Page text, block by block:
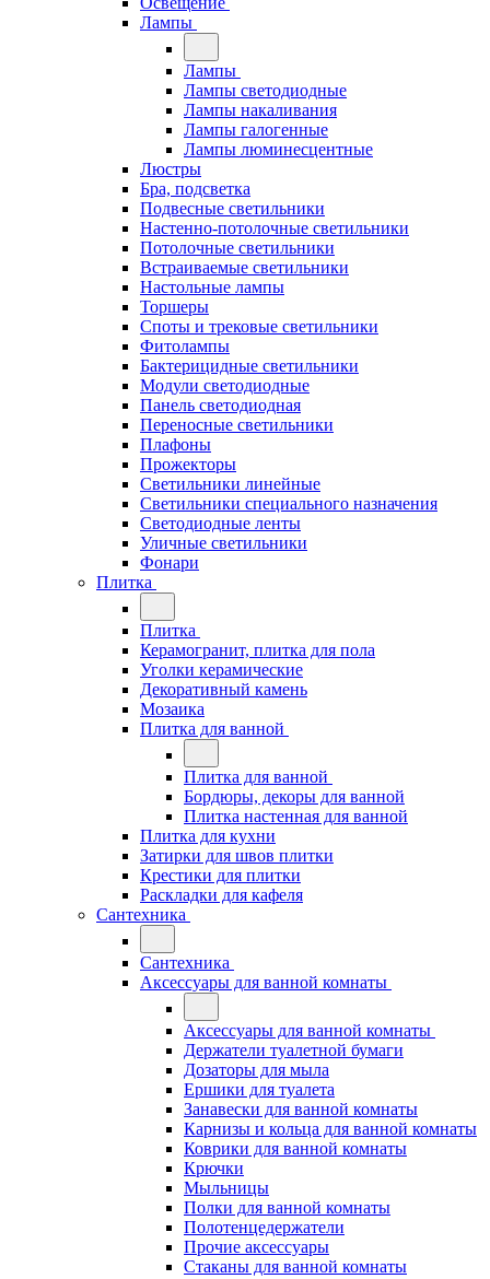
Лампы
Лампы
Лампы светодиодные
Лампы накаливания
Лампы галогенные
Лампы люминесцентные
Люстры
Бра, подсветка
Подвесные светильники
Настенно-потолочные светильники
Потолочные светильники
Встраиваемые светильники
Настольные лампы
Торшеры
Споты и трековые светильники
Фитолампы
Бактерицидные светильники
Модули светодиодные
Панель светодиодная
Переносные светильники
Плафоны
Прожекторы
Светильники линейные
Светильники специального назначения
Светодиодные ленты
Уличные светильники
Фонари
Плитка
Плитка
Керамогранит, плитка для пола
Уголки керамические
Декоративный камень
Мозаика
Плитка для ванной
Плитка для ванной
Бордюры, декоры для ванной
Плитка настенная для ванной
Плитка для кухни
Затирки для швов плитки
Крестики для плитки
Раскладки для кафеля
Сантехника
Сантехника
Аксессуары для ванной комнаты
Аксессуары для ванной комнаты
Держатели туалетной бумаги
Дозаторы для мыла
Ершики для туалета
Занавески для ванной комнаты
Карнизы и кольца для ванной комнаты
Коврики для ванной комнаты
Крючки
Мыльницы
Полки для ванной комнаты
Полотенцедержатели
Прочие аксессуары
Стаканы для ванной комнаты